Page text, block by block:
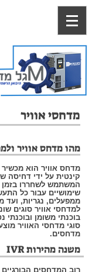
מהו מדחס אוויר
מדחס אוויר הוא מכשיר
קינטית על ידי דחיסה
המשתמש לשחררו בזמן
שימושיים עבור כל
ממפעלים, נגריות, ועד
למדחסי אוויר סוגים
בוכנתי משומן ובוכנתי
סוגי מדחסי האוויר
מדחסים.
משנה מהירות IVR
רוב המדחסים
מדחסי אוויר